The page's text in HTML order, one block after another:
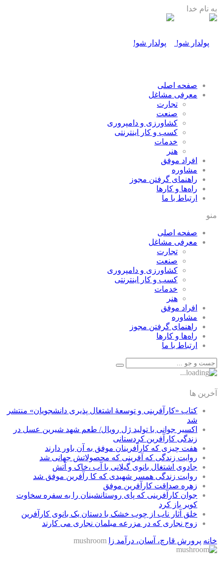
به نام خدا
صفحه اصلی
معرفی مشاغل
تجارت
صنعت
كشاورزی و دامپروری
كسب و كار اينترنتی
خدمات
هنر
افراد موفق
مشاوره
راهنمای گرفتن مجوز
راه‌ها و كارها
ارتباط با ما
منو
صفحه اصلی
معرفی مشاغل
تجارت
صنعت
كشاورزی و دامپروری
كسب و كار اينترنتی
خدمات
هنر
افراد موفق
مشاوره
راهنمای گرفتن مجوز
راه‌ها و كارها
ارتباط با ما
آخرین ها
کتاب «کارآفرینی و توسعۀ اشتغال پذیری دانشجویان» منتشر
شد
اکسیر جوانی با تولید ژل رویال/ طعم شهد شیرین عسل‌ در
زندگی کارآفرین کردستانی
هفت چیزی که کارآفرینان موفق به آن باور دارند
روایت زندگی که آفرینی که محصولاتش جهانی شد
جادوی اشتغال بانوی گیلانی با آب ،خاک و آتش
روایت زندگی همسر شهیدی که کا رآفرین موفق شد
زهره صداقت کارآفرین موفق
جوان کارآفرینی که پای روستانشینان را به سفره سخاوت
کویر باز کرد
خلق آثار ناب از چوب خشک با دستان یک بانوی کارآفرین
زوج نجاری که در مزرعه مبلمان نجاری می کارند
خانه پرورش قارچ، آسان، درآمد زا mushroom